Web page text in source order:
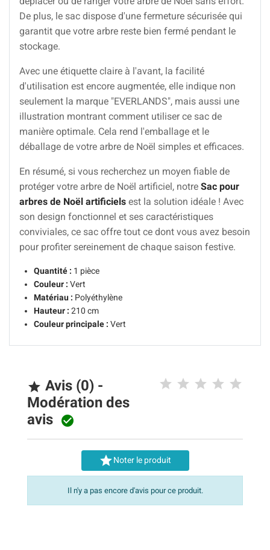
De plus, le sac dispose d'une fermeture sécurisée qui
garantit que votre arbre reste bien fermé pendant le
stockage.
Avec une étiquette claire à l'avant, la facilité
d'utilisation est encore augmentée, elle indique non
seulement la marque "EVERLANDS", mais aussi une
illustration montrant comment utiliser ce sac de
manière optimale. Cela rend l'emballage et le
déballage de votre arbre de Noël simples et efficaces.
En résumé, si vous recherchez un moyen fiable de
protéger votre arbre de Noël artificiel, notre Sac pour
arbres de Noël artificiels est la solution idéale ! Avec
son design fonctionnel et ses caractéristiques
conviviales, ce sac offre tout ce dont vous avez besoin
pour profiter sereinement de chaque saison festive.
Quantité : 1 pièce
Couleur : Vert
Matériau : Polyéthylène
Hauteur : 210 cm
Couleur principale : Vert
 Avis (0) -
Modération des
avis 
Noter le produit
Il n'y a pas encore d'avis pour ce produit.